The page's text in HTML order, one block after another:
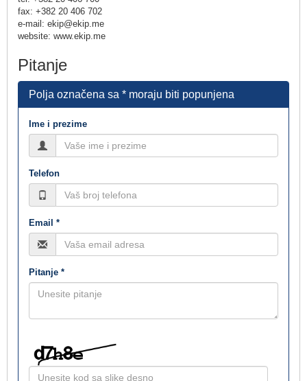
fax: +382 20 406 702
e-mail: ekip@ekip.me
website: www.ekip.me
Pitanje
Polja označena sa * moraju biti popunjena
Ime i prezime
Telefon
Email *
Pitanje *